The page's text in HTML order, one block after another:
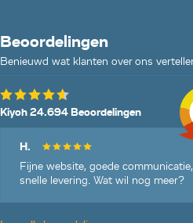
Beoordelingen
Benieuwd wat klanten over ons
Kiyoh 24.694 Beoordelingen
H.
Fijne website, goede
snelle levering. Wat wil nog meer?